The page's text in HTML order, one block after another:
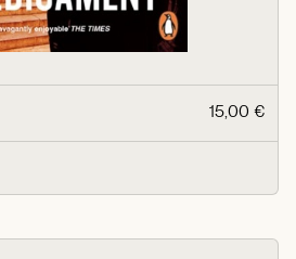
15,00 €